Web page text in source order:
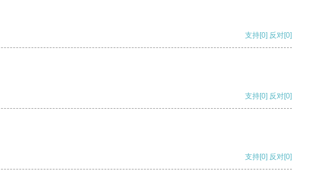
支持[0] 反对[0]
支持[0] 反对[0]
支持[0] 反对[0]